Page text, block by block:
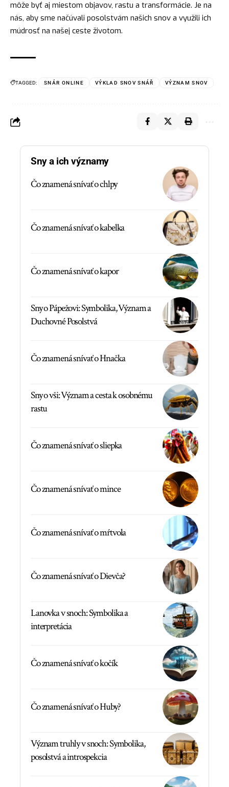
môže byť aj miestom objavov, rastu a transformácie. Je na
nás, aby sme načúvali posolstvám našich snov a využili ich
múdrosť na našej ceste životom.
TAGGED: SNÁR ONLINE VÝKLAD SNOV SNÁŘ VÝZNAM SNOV
Sny a ich významy
Čo znamená snívať o chlpy
Čo znamená snívať o kabelka
Čo znamená snívať o kapor
Sny o Pápežovi: Symbolika, Význam a
Duchovné Posolstvá
Čo znamená snívať o Hnačka
Sny o vši: Význam a cesta k osobnému
rastu
Čo znamená snívať o sliepka
Čo znamená snívať o mince
Čo znamená snívať o mŕtvola
Čo znamená snívať o Dievča?
Lanovka v snoch: Symbolika a
interpretácia
Čo znamená snívať o kočík
Čo znamená snívať o Huby?
Význam truhly v snoch: Symbolika,
posolstvá a introspekcia